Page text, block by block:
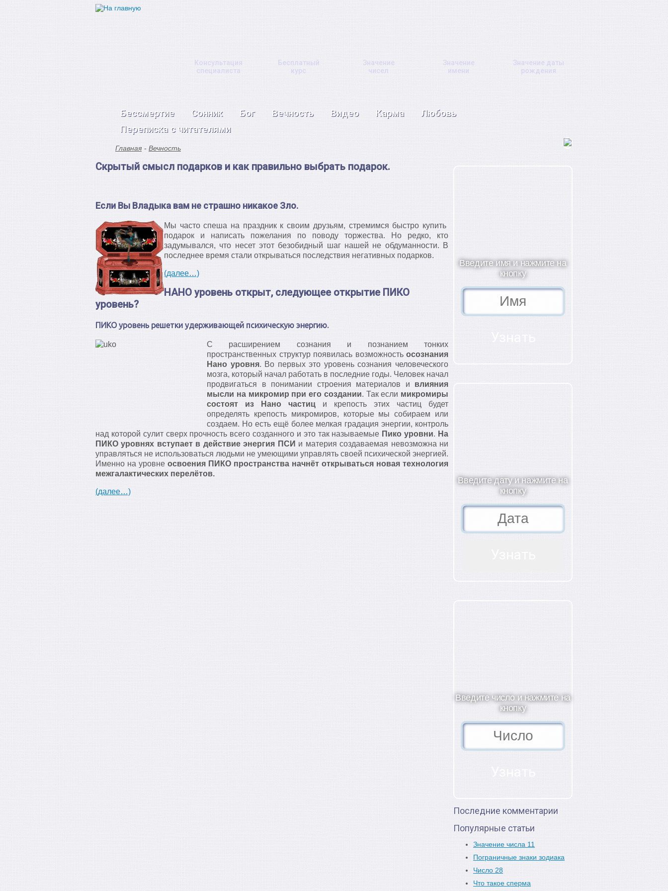
Консультация
специалиста
Бесплатный
курс
Значение
чисел
Значение
имени
Значение даты
рождения
Бессмертие Сонник Бог Вечность Видео Карма
Любовь
Переписка с читателями
Главная Вечность
Скрытый смысл подарков и как правильно выбрать подарок.
Если Вы Владыка вам не страшно никакое Зло.
Мы часто спеша на праздник к своим друзьям, стремимся быстро купить
подарок и написать пожелания по поводу торжества. Но редко, кто
задумывался, что несет этот безобидный шаг нашей не обдуманности. В
последнее время стали открываться последствия негативных подарков.
(далее…)
НАНО уровень открыт, следующее открытие ПИКО
уровень?
ПИКО уровень решетки удерживающей психическую энергию.
С расширением сознания и познанием тонких
пространственных структур появилась возможность осознания
Нано уровня. Во первых это уровень сознания человеческого
мозга, который начал работать в последние годы. Человек начал
продвигаться в понимании строения материалов и влияния
мысли на микромир при его создании. Так если микромиры
состоят из Нано частиц и крепость этих частиц будет
определять крепость микромиров, которые мы собираем или
создаем. Но есть ещё более мелкая градация энергии, контроль
над которой сулит сверх прочность всего созданного и это так называемые Пико уровни. На
ПИКО уровнях вступает в действие энергия ПСИ и материя создаваемая невозможна ни
управляться не использоваться людьми не умеющими управлять своей психической энергией.
Именно на уровне освоения ПИКО пространства начнёт открываться новая технология
межгалактических перелётов.
(далее…)
Введите имя и нажмите на
кнопку
Введите дату и нажмите на
кнопку
Введите число и нажмите на
кнопку
Последние комментарии
Популярные статьи
Значение числа 11
Пограничные знаки зодиака
Число 28
Что такое сперма